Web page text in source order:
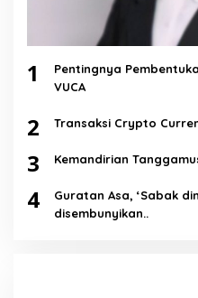
1
Pentingnya
VUCA
2 Transaksi Crypto
3 Kemandirian
4
Guratan Asa, ‘Sabak
disembunyikan..